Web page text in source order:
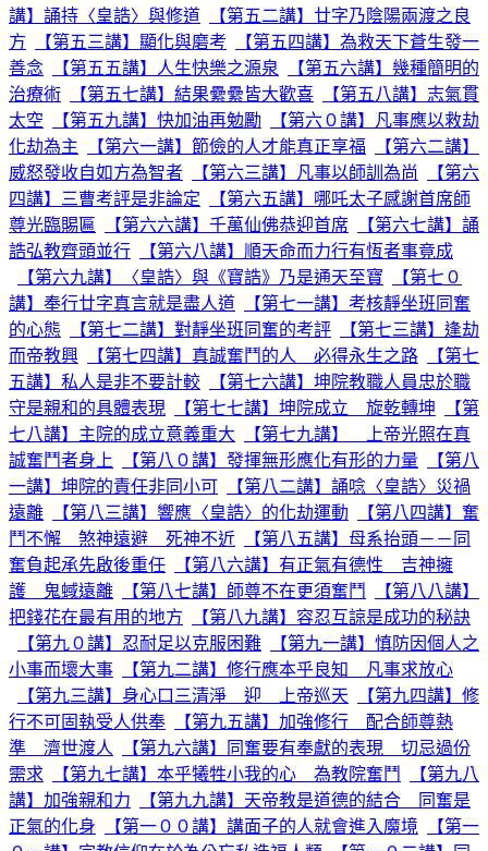
講】誦持〈皇誥〉與修道
【第五二講】廿字乃陰陽兩渡之良
方
【第五三講】顯化與磨考
【第五四講】為救天下蒼生發一
善念
【第五五講】人生快樂之源泉
【第五六講】幾種簡明的
治療術
【第五七講】結果纍纍皆大歡喜
【第五八講】志氣貫
太空
【第五九講】快加油再勉勵
【第六０講】凡事應以救劫
化劫為主
【第六一講】節儉的人才能真正享福
【第六二講】
威怒發收自如方為智者
【第六三講】凡事以師訓為尚
【第六
四講】三曹考評是非論定
【第六五講】哪吒太子感謝首席師
尊光臨賜匾
【第六六講】千萬仙佛恭迎首席
【第六七講】誦
誥弘教齊頭並行
【第六八講】順天命而力行有恆者事竟成
【第六九講】〈皇誥〉與《寶誥》乃是通天至寶
【第七０
講】奉行廿字真言就是盡人道
【第七一講】考核靜坐班同奮
的心態
【第七二講】對靜坐班同奮的考評
【第七三講】逢劫
而帝教興
【第七四講】真誠奮鬥的人 必得永生之路
【第七
五講】私人是非不要計較
【第七六講】坤院教職人員忠於職
守是親和的具體表現
【第七七講】坤院成立 旋乾轉坤
【第
七八講】主院的成立意義重大
【第七九講】 上帝光照在真
誠奮鬥者身上
【第八０講】發揮無形應化有形的力量
【第八
一講】坤院的責任非同小可
【第八二講】誦唸〈皇誥〉災禍
遠離
【第八三講】響應〈皇誥〉的化劫運動
【第八四講】奮
鬥不懈 煞神遠避 死神不近
【第八五講】母系抬頭－－同
奮負起承先啟後重任
【第八六講】有正氣有德性 吉神擁
護 鬼蜮遠離
【第八七講】師尊不在更須奮鬥
【第八八講】
把錢花在最有用的地方
【第八九講】容忍互諒是成功的秘訣
【第九０講】忍耐足以克服困難
【第九一講】慎防因個人之
小事而壞大事
【第九二講】修行應本乎良知 凡事求放心
【第九三講】身心口三清淨 迎 上帝巡天
【第九四講】修
行不可固執受人供奉
【第九五講】加強修行 配合師尊熱
準 濟世渡人
【第九六講】同奮要有奉獻的表現 切忌過份
需求
【第九七講】本乎犧牲小我的心 為教院奮鬥
【第九八
講】加強親和力
【第九九講】天帝教是道德的結合 同奮是
正氣的化身
【第一００講】講面子的人就會進入魔境
【第一